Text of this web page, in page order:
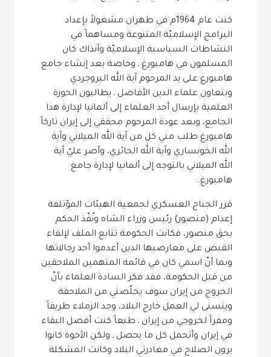
كنت عام 1964م في طهران مشغولاً بإعداد
البرامج الإسلاميّة المتنوعة ومساهماً في
النشاطات السياسية الإسلاميّة وآنذاك كان
المسلمون في هامبورغ ـ وخاصة بعد إنشاء جامع
هامبورغ على يد المرحوم آية الله البروجردي
وبتعاون علماء الدين الأفاضل ـ يطالبون الحوزة
العلمية بإرسال أحد العلماء إلى ألمانيا لإدارة هذا
الجامع، وبعد عودة المرحوم محققي إلى إيران تاركاً
هامبورغ طلب مني كل من آية الله الميلاني وآية
الله الخونساري وآية الله الحائري، وأصر عليّ آية
الله الميلاني بالتوجه إلى ألمانيا لإدارة جامع
هامبورغ..
قرر الجناح العسكري لجمعية الهيئات المؤتلفة
إعدام (منصور) رئيس وزراء الشاه ونُفّذ الحكم
بحق منصور، فكانت الحكومة تتابع الملف لإلقاء
القبض على معارضيها الذين أعدموا أحد رجالاتها
وبما أنّ اسمي كان في قائمة المتهمين الملاحقين
من قبل الحكومة، فقد فكر السادة العلماء بأنّ
الخروج من إيران سوف يخلّصني من الملاحقة
ويتسنى لي العمل خارج البلاد، وجد الزملاء طريقاً
ومفراً لخروجي من إيران ـ طبعاً كنت أفضل البقاء
في إيران وأتحمل كل ما يحصل ـ ولكن الأخوة كانوا
يرون الصلاح في مغادرتي البلاد وكانت المشكلة